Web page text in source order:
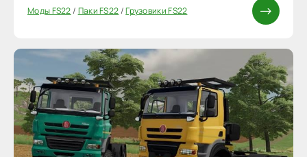
Моды FS22/ Паки FS22/Грузовики FS22